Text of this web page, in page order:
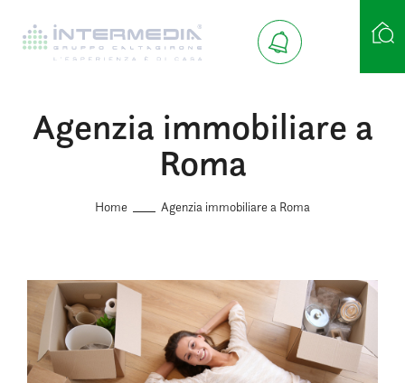
Agenzia immobiliare a
Roma
Home Agenzia immobiliare a Roma